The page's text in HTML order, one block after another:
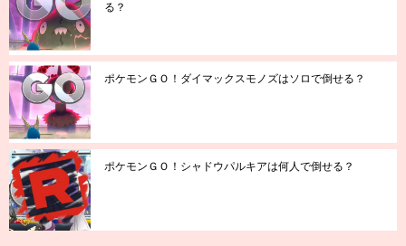
る？
ポケモンＧＯ！ダイマックスモノズはソロで倒せる？
ポケモンＧＯ！シャドウパルキアは何人で倒せる？